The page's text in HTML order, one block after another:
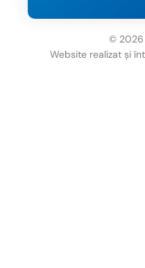
© 2026
Website realizat și